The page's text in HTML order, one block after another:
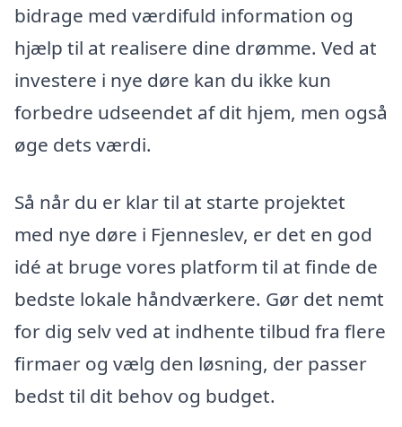
bidrage med værdifuld information og
hjælp til at realisere dine drømme. Ved at
investere i nye døre kan du ikke kun
forbedre udseendet af dit hjem, men også
øge dets værdi.
Så når du er klar til at starte projektet
med nye døre i Fjenneslev, er det en god
idé at bruge vores platform til at finde de
bedste lokale håndværkere. Gør det nemt
for dig selv ved at indhente tilbud fra flere
firmaer og vælg den løsning, der passer
bedst til dit behov og budget.